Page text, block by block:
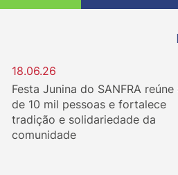
18.06.26
Festa Junina do SANFRA reúne
de 10 mil pessoas e fortalece
tradição e solidariedade da
comunidade